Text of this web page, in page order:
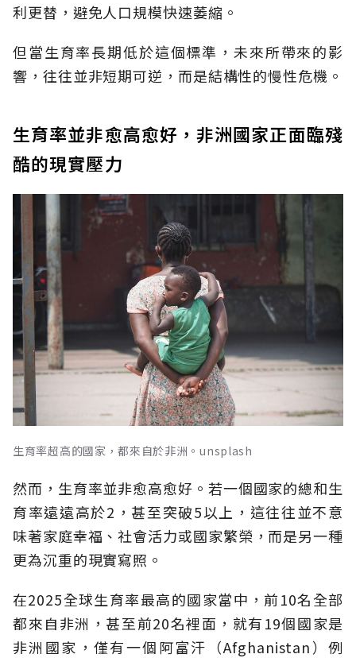
利更替，避免人口規模快速萎縮。
但當生育率長期低於這個標準，未來所帶來的影
響，往往並非短期可逆，而是結構性的慢性危機。
生育率並非愈高愈好，非洲國家正面臨殘
酷的現實壓力
生育率超高的國家，都來自於非洲。unsplash
然而，生育率並非愈高愈好。若一個國家的總和生
育率遠遠高於2，甚至突破5以上，這往往並不意
味著家庭幸福、社會活力或國家繁榮，而是另一種
更為沉重的現實寫照。
在2025全球生育率最高的國家當中，前10名全部
都來自非洲，甚至前20名裡面，就有19個國家是
非洲國家，僅有一個阿富汗（Afghanistan）例